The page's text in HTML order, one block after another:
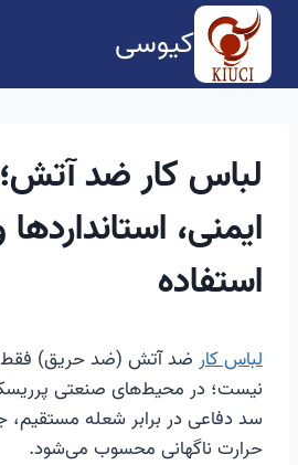
بازگشت
محتوا
کیوسی
لباس کار ضد
ایمنی،
استفاده
لباس کار ضد آتش (ضد حریق)
نیست؛ در محیط‌های صنعتی
سد دفاعی در برابر شعله
حرارت ناگهانی محسوب می‌شود.